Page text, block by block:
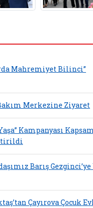
Mahremiyet Bilinci”
Merkezine Ziyaret
Kampanyası
Barış Gezginci’ye
Çayırova Çocuk